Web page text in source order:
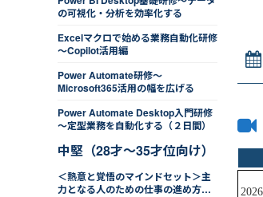
の可視化・分析を効率化する
Excelマクロで始める業務自動化研修
～Copilot活用編
Power Automate研修～
Microsoft365活用の幅を広げる
Power Automate Desktop入門研修
～定型業務を自動化する（２日間）
中堅（28才～35才位向け）
＜熱意と覚悟のマインドセット＞主
力となる人のための仕事の進め方研